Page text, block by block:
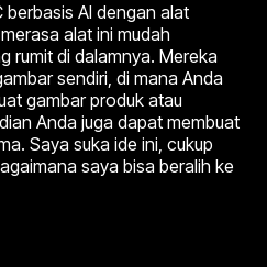
AI dengan alat
alat ini mudah
rumit di dalamnya. Mereka
sendiri, di mana Anda
gambar produk atau
Anda juga dapat membuat
Saya suka ide ini, cukup
saya bisa beralih ke